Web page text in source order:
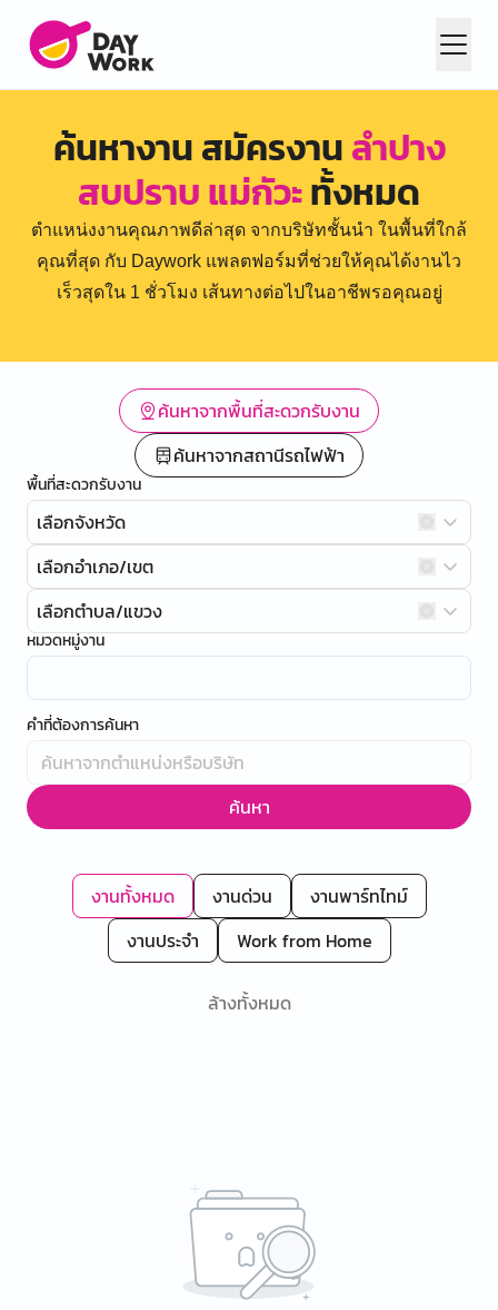
ค้นหางาน สมัครงานลำปาง
สบปราบ แม่กัวะทั้งหมด
ตำแหน่งงานคุณภาพดีล่าสุด จากบริษัทชั้นนำ ในพื้นที่ใกล้
คุณที่สุด กับ Daywork แพลตฟอร์มที่ช่วยให้คุณได้งานไว
เร็วสุดใน 1 ชั่วโมง เส้นทางต่อไปในอาชีพรอคุณอยู่
ค้นหาจากพื้นที่สะดวกรับงาน
ค้นหาจากสถานีรถไฟฟ้า
พื้นที่สะดวกรับงาน
เลือกจังหวัด
เลือกอำเภอ/เขต
เลือกตำบล/แขวง
หมวดหมู่งาน
คำที่ต้องการค้นหา
ค้นหา
งานทั้งหมด งานด่วน
งานพาร์ทไทม์
งานประจำ
Work from Home
ล้างทั้งหมด